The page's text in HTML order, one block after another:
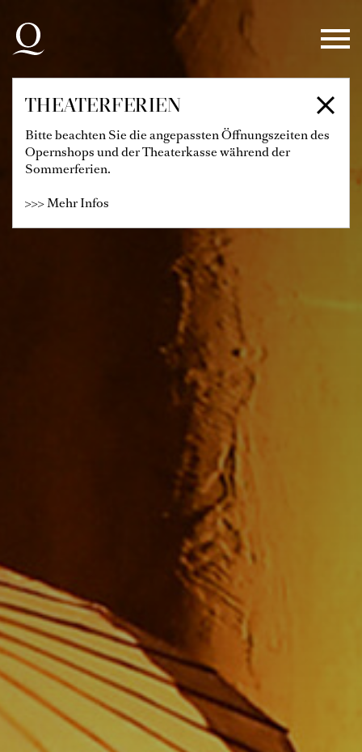
Zur Hauptnavigation springen
Zum Hauptinhalt springen
Zum Footer springen
THEATERFERIEN
Bitte beachten Sie die angepassten Öffnungszeiten des
Opernshops und der Theaterkasse während der
Sommerferien.
>>> Mehr Infos